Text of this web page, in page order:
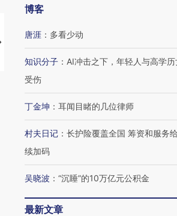
【推广】走进第四届链博
有意思的生活方式·第三对
博客
唐涯 ： 多看少动
知识分子 ： AI冲击之下，年轻人与高学历
受伤
丁金坤 ： 耳闻目睹的几位律师
村夫日记 ： 长护险覆盖全国 筹资和服务
续加码
吴晓波 ： “沉睡”的10万亿元公积金
最新文章